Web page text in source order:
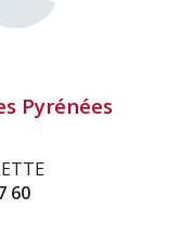
Pyrénées
60